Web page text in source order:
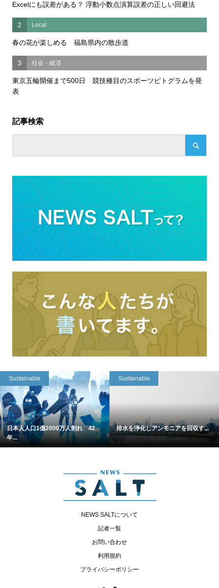
Excelにも誤差がある？ 浮動小数点演算誤差の正しい回避法
2 Local
春の花が楽しめる 福島県内の散歩道
3 社会・経済
東京五輪開催まで500日 競技種目のスポーツピトグラムを発
表
記事検索
Sustainable
日本人人口1億2000万人割れ 42
年...
Sustainable
排水を浄化しアンモニアを回収す...
NEWS SALTについて
記者一覧
お問い合わせ
利用規約
プライバシーポリシー